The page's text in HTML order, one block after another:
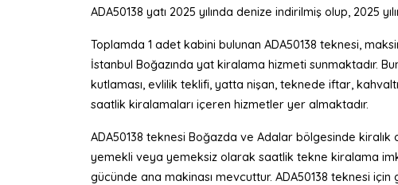
ADA50138 yatı 2025 yılında denize indirilmiş olup, 2025
Toplamda 1 adet kabini bulunan ADA50138 teknesi,
İstanbul Boğazında yat kiralama hizmeti sunmaktadır.
kutlaması, evlilik teklifi, yatta nişan, teknede iftar,
saatlik kiralamaları içeren hizmetler yer almaktadır.
ADA50138 teknesi Boğazda ve Adalar bölgesinde
yemekli veya yemeksiz olarak saatlik tekne kiralama
gücünde ana makinası mevcuttur. ADA50138 teknesi